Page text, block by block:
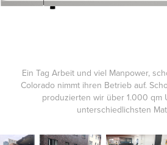
Ein Tag Arbeit und viel Manpower,
Colorado nimmt ihren Betrieb auf.
produzierten wir über 1.000 qm
unterschiedlichsten